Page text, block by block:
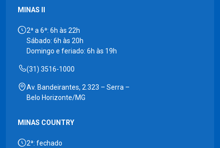
MINAS II
2ª a 6ª: 6h às 22h
Sábado: 6h às 20h
Domingo e feriado: 6h às 19h
(31) 3516-1000
Av. Bandeirantes, 2.323 – Serra –
Belo Horizonte/MG
MINAS COUNTRY
2ª: fechado